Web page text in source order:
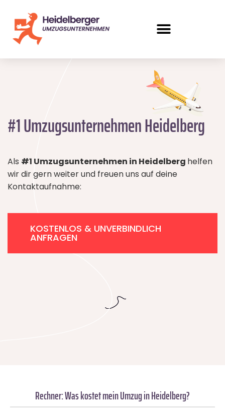
#1 Umzugsunternehmen Heidelberg
Als #1 Umzugsunternehmen in Heidelberg helfen
wir dir gern weiter und freuen uns auf deine
Kontaktaufnahme:
KOSTENLOS & UNVERBINDLICH
ANFRAGEN
Rechner: Was kostet mein Umzug in Heidelberg?